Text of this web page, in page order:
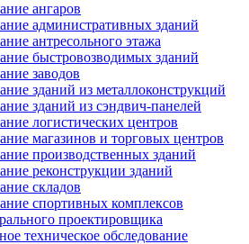
ангаров
административных зданий
антресольного этажа
быстровозводимых зданий
заводов
зданий из металлоконструкций
зданий из сэндвич-панелей
логистических центров
магазинов и торговых центров
производственных зданий
реконструкции зданий
складов
спортивных комплексов
проектировщика
техническое обследование